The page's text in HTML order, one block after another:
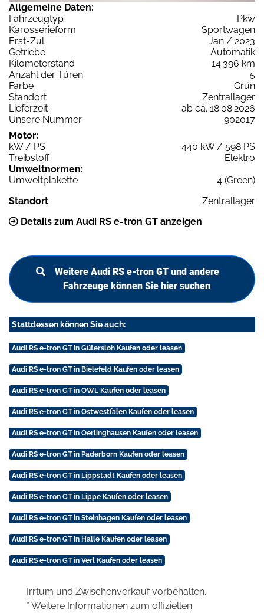
Allgemeine Daten:
Fahrzeugtyp
Pkw
Karosserieform
Sportwagen
Erst-Zul.
Jan / 2023
Getriebe
Automatik
Kilometerstand
14.396 km
Anzahl der Türen
5
Farbe
Grün
Standort
Zentrallager
Lieferzeit
ab ca. 18.08.2026
Unsere Nummer
902017
Motor:
kW / PS
440 kW / 598 PS
Treibstoff
Elektro
Umweltnormen:
Umweltplakette
4 (Green)
Standort
Zentrallager
Details zum Audi RS e-tron GT anzeigen
Weitere Audi RS e-tron GT und andere
Fahrzeuge können Sie hier suchen
Stattdessen können Sie auch:
Audi RS e-tron GT in Gütersloh Kaufen oder leasen
Audi RS e-tron GT in Bielefeld Kaufen oder leasen
Audi RS e-tron GT in OWL Kaufen oder leasen
Audi RS e-tron GT in Ostwestfalen Kaufen oder leasen
Audi RS e-tron GT in Oerlinghausen Kaufen oder leasen
Audi RS e-tron GT in Paderborn Kaufen oder leasen
Audi RS e-tron GT in Lippstadt Kaufen oder leasen
Audi RS e-tron GT in Lippe Kaufen oder leasen
Audi RS e-tron GT in Steinhagen Kaufen oder leasen
Audi RS e-tron GT in Halle Kaufen oder leasen
Audi RS e-tron GT in Verl Kaufen oder leasen
Irrtum und Zwischenverkauf vorbehalten.
* Weitere Informationen zum offiziellen